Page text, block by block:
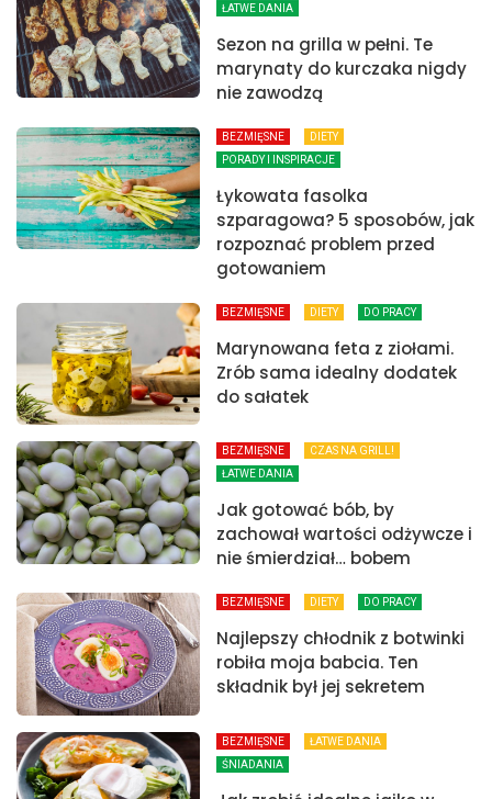
ŁATWE DANIA
Sezon na grilla w pełni. Te
marynaty do kurczaka nigdy
nie zawodzą
BEZMIĘSNE
DIETY
PORADY I INSPIRACJE
Łykowata fasolka
szparagowa? 5 sposobów, jak
rozpoznać problem przed
gotowaniem
BEZMIĘSNE DIETY DO PRACY
Marynowana feta z ziołami.
Zrób sama idealny dodatek
do sałatek
BEZMIĘSNE
CZAS NA GRILL!
ŁATWE DANIA
Jak gotować bób, by
zachował wartości odżywcze i
nie śmierdział… bobem
BEZMIĘSNE DIETY DO PRACY
Najlepszy chłodnik z botwinki
robiła moja babcia. Ten
składnik był jej sekretem
BEZMIĘSNE
ŁATWE DANIA
ŚNIADANIA